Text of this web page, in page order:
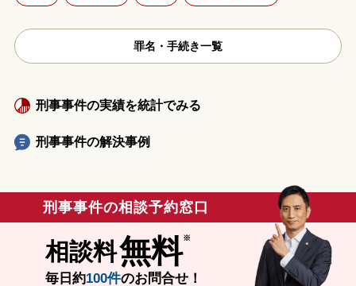
罪名・手続き一覧
刑事事件の実績を統計でみる
刑事事件の解決事例
刑事事件の相談予約窓口
相談料無料
毎日約100件のお問合せ！